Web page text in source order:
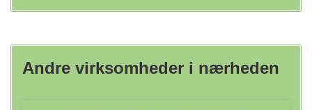
Andre virksomheder i nærheden